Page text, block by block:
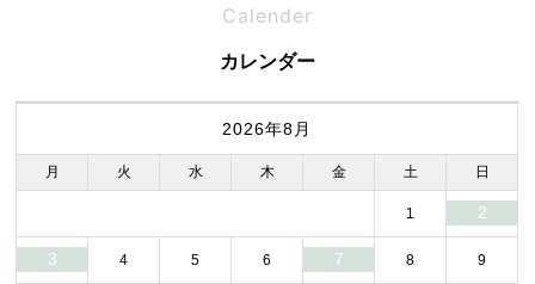
Calender
カレンダー
2026年8月
月 火 水 木 金 土 日
1 2
3 4 5 6 7 8 9